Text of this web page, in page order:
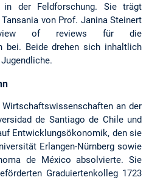
in der Feldforschung. Sie trägt
von Prof. Janina Steinert
of reviews für die
bei. Beide drehen sich inhaltlich
Wirtschaftswissenschaften an der
de Santiago de Chile und
Entwicklungsökonomik, den sie
Erlangen-Nürnberg sowie
de México absolvierte. Sie
Graduiertenkolleg 1723